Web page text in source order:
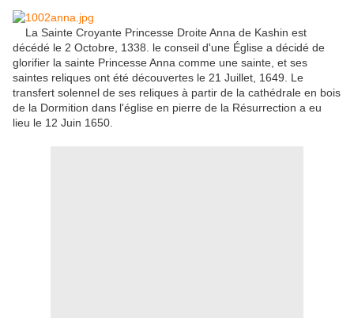
La Sainte Croyante Princesse Droite Anna de Kashin est
décédé le 2 Octobre, 1338. le conseil d'une Église a décidé de
glorifier la sainte Princesse Anna comme une sainte, et ses
saintes reliques ont été découvertes le 21 Juillet, 1649. Le
transfert solennel de ses reliques à partir de la cathédrale en bois
de la Dormition dans l'église en pierre de la Résurrection a eu
lieu le 12 Juin 1650.